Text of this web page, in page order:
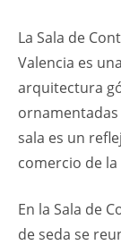
La Sala de
Valencia es
arquitectura
sala es un
comercio de
En la Sala de
de seda se